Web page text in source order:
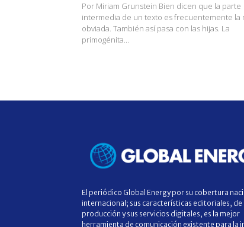
Por Miriam Grunstein Bien dicen que la parte
intermedia de un texto es frecuentemente la
obviada. También así pasa con las hijas. La
primogénita...
El periódico Global Energy por su cobertura
internacional; sus características editoriales, de
producción y sus servicios digitales, es la mejor
herramienta de comunicación existente para la